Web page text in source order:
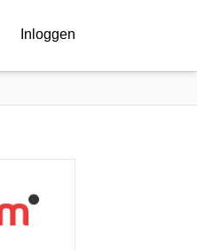
Inloggen